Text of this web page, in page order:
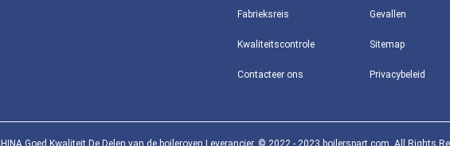
Fabrieksreis
Kwaliteitscontrole
Contacteer ons
Gevallen
Sitemap
Privacybeleid
Goed Kwaliteit De Delen van de boileroven Leverancier. © 2022 - 2023 boilerspart.com. All Rights